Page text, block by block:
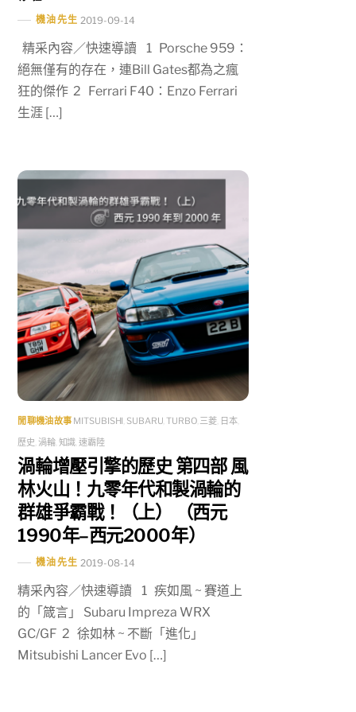
機油先生 2019-09-14
精采內容／快速導讀 1 Porsche 959：
絕無僅有的存在，連Bill Gates都為之瘋
狂的傑作 2 Ferrari F40：Enzo Ferrari
生涯 […]
閒聊機油故事 MITSUBISHI SUBARU TURBO, 三菱 日本,
歷史 渦輪, 知識 速霸陸
渦輪增壓引擎的歷史 第四部 風
林火山！九零年代和製渦輪的
群雄爭霸戰！（上） （西元
1990年–西元2000年）
機油先生 2019-08-14
精采內容／快速導讀 1 疾如風 ~ 賽道上
的「箴言」 Subaru Impreza WRX
GC/GF 2 徐如林 ~ 不斷「進化」
Mitsubishi Lancer Evo […]